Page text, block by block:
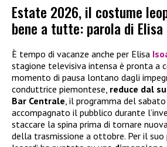
Estate 2026, il costume
bene a tutte: parola di
È tempo di vacanze anche per Elisa
stagione televisiva intensa è pronta a
momento di pausa lontano dagli
conduttrice piemontese, reduce dal
Bar Centrale , il programma del
accompagnato il pubblico durante
staccare la spina prima di tornare
della trasmissione a ottobre. Per il suo